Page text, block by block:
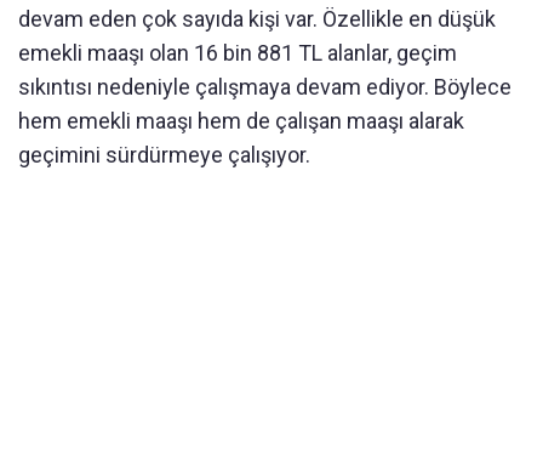
devam eden çok sayıda kişi var. Özellikle en düşük
emekli maaşı olan 16 bin 881 TL alanlar, geçim
sıkıntısı nedeniyle çalışmaya devam ediyor. Böylece
hem emekli maaşı hem de çalışan maaşı alarak
geçimini sürdürmeye çalışıyor.